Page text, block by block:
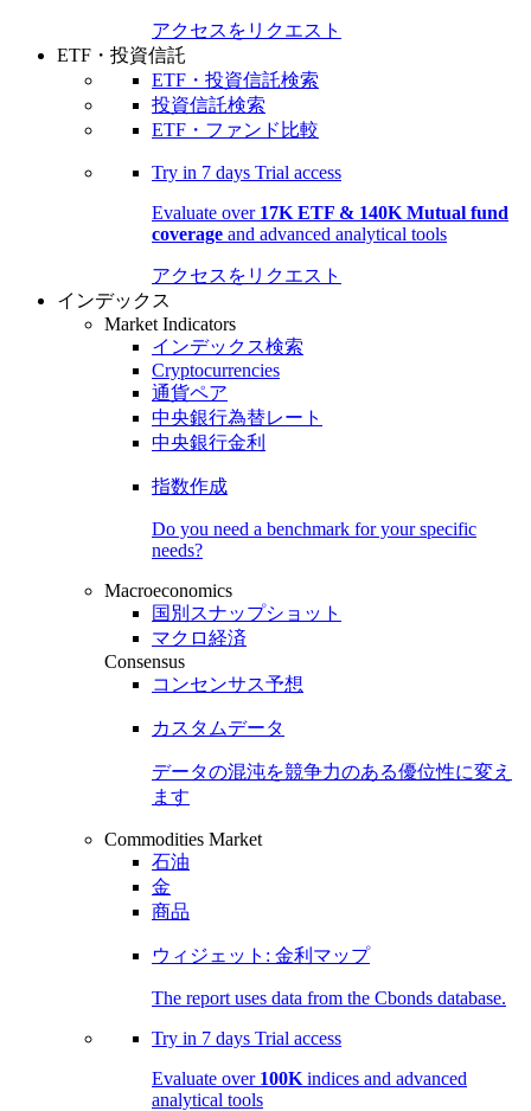
アクセスをリクエスト
ETF・投資信託
ETF・投資信託検索
投資信託検索
ETF・ファンド比較
Try in 7 days Trial access
Evaluate over 17K ETF & 140K Mutual fund
coverage and advanced analytical tools
アクセスをリクエスト
インデックス
Market Indicators
インデックス検索
Cryptocurrencies
通貨ペア
中央銀行為替レート
中央銀行金利
指数作成
Do you need a benchmark for your specific
needs?
Macroeconomics
国別スナップショット
マクロ経済
Consensus
コンセンサス予想
カスタムデータ
データの混沌を競争力のある優位性に変え
ます
Commodities Market
石油
金
商品
ウィジェット: 金利マップ
The report uses data from the Cbonds database.
Try in 7 days Trial access
Evaluate over 100K indices and advanced
analytical tools